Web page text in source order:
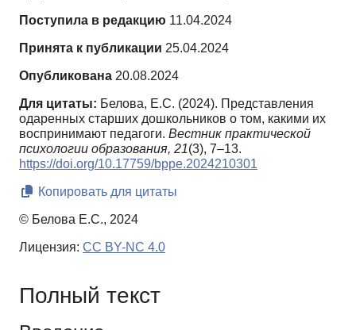
Поступила в редакцию 11.04.2024
Принята к публикации 25.04.2024
Опубликована 20.08.2024
Для цитаты: Белова, Е.С. (2024). Представления
одаренных старших дошкольников о том, какими их
воспринимают педагоги. Вестник практической
психологии образования, 21(3), 7–13.
https://doi.org/10.17759/bppe.2024210301
Копировать для цитаты
© Белова Е.С., 2024
Лицензия: CC BY-NC 4.0
Полный текст